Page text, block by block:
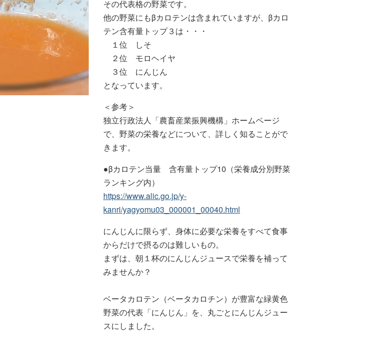
その代表格の野菜です。
他の野菜にもβカロテンは含まれていますが、βカロ
テン含有量トップ３は・・・
１位 しそ
２位 モロヘイヤ
３位 にんじん
となっています。
＜参考＞
独立行政法人「農畜産業振興機構」ホームページ
で、野菜の栄養などについて、詳しく知ることがで
きます。
●βカロテン当量 含有量トップ10（栄養成分別野菜
ランキング内）
https://www.alic.go.jp/y-
kanri/yagyomu03_000001_00040.html
にんじんに限らず、身体に必要な栄養をすべて食事
からだけで摂るのは難しいもの。
まずは、朝１杯のにんじんジュースで栄養を補って
みませんか？
ベータカロテン（ベータカロチン）が豊富な緑黄色
野菜の代表「にんじん」を、丸ごとにんじんジュー
スにしました。